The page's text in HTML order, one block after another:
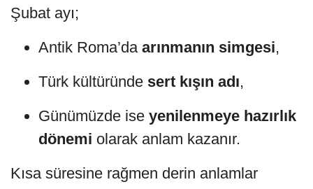
Şubat ayı;
Antik Roma’da arınmanın simgesi,
Türk kültüründe sert kışın adı,
Günümüzde ise yenilenmeye hazırlık
dönemi olarak anlam kazanır.
Kısa süresine rağmen derin anlamlar